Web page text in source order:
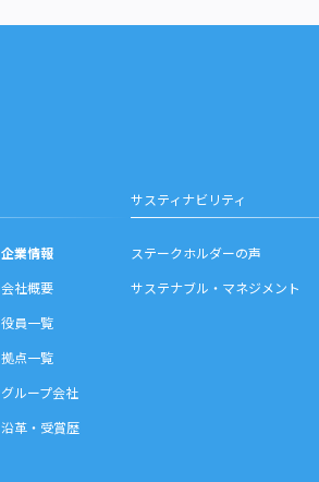
企業情報
会社概要
役員一覧
拠点一覧
グループ会社
沿革・受賞歴
サスティナビリティ
ステークホルダーの声
サステナブル・マネジメント